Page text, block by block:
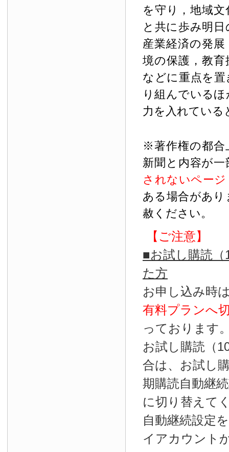
を守り，地域
と共に歩み明
産業経済の発
境の保護，教
などに重点を
り組んでいる
力を入れている
※著作権の都合
新聞と内容が
されないペー
ある場合があ
赦ください。
【ご注意】
■お試し購読
た方
お申し込み時
有料プランへ
っております
お試し購読（
合は、お試し
期購読自動継
に切り替えて
自動継続設定
イアカウント